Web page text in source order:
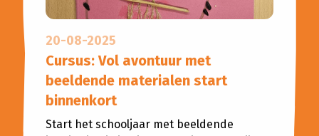
20-08-2025
Cursus: Vol avontuur met
beeldende materialen start
binnenkort
Start het schooljaar met beeldende